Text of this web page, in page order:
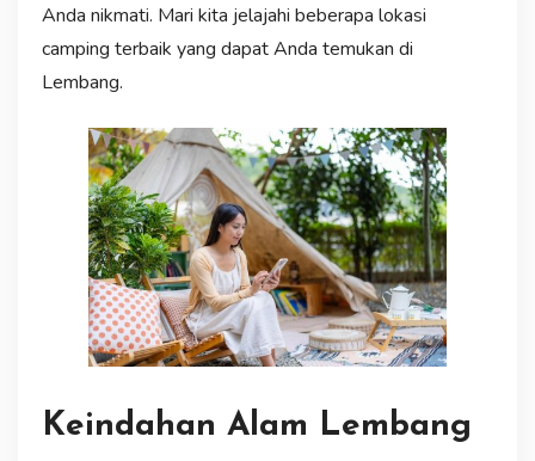
Anda nikmati. Mari kita jelajahi beberapa lokasi
camping terbaik yang dapat Anda temukan di
Lembang.
Keindahan Alam Lembang